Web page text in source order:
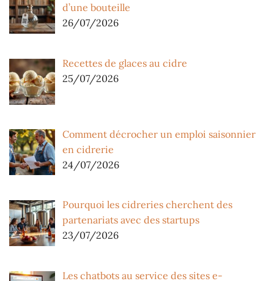
d’une bouteille
26/07/2026
Recettes de glaces au cidre
25/07/2026
Comment décrocher un emploi saisonnier
en cidrerie
24/07/2026
Pourquoi les cidreries cherchent des
partenariats avec des startups
23/07/2026
Les chatbots au service des sites e-